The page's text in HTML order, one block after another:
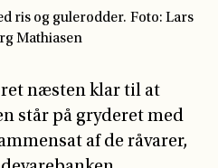
ret næsten klar til at
står på gryderet med
af de råvarer,